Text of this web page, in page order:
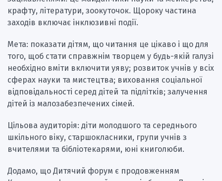
крафту, літератури, зоокуточок. Щороку частина
заходів включає інклюзивні події.
Мета: показати дітям, що читання це цікаво і що для
того, щоб стати справжнім творцем у будь-якій галузі
необхідно вміти включити уяву; розвиток учнів у всіх
сферах науки та мистецтва; виховання соціальної
відповідальності серед дітей та підлітків; залучення
дітей із малозабезпечених сімей.
Цільова аудиторія: діти молодшого та середнього
шкільного віку, старшокласники, групи учнів з
вчителями та бібліотекарями, юні книголюби.
Додамо, що Дитячий форум є продовженням